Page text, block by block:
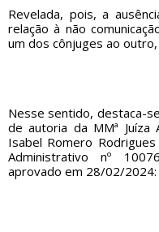
Revelada, pois, a
relação à não
um dos cônjuges ao
Nesse sentido, destaca-
de autoria da MMª Juíza
Isabel Romero
Administrativo nº
aprovado em 28/02/2024: